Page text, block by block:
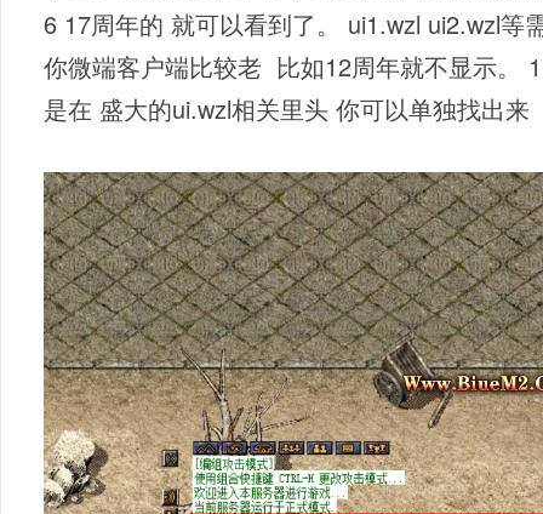
6 17周年的 就可以看到了。 ui1.wzl ui2.wzl等
你微端客户端比较老 比如12周年就不显示。
是在 盛大的ui.wzl相关里头 你可以单独找出来